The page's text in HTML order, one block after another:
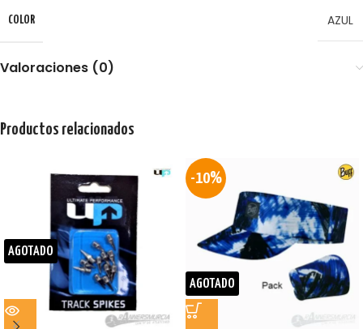
COLOR AZUL
Valoraciones (0)
Productos relacionados
AGOTADO
-10%
AGOTADO